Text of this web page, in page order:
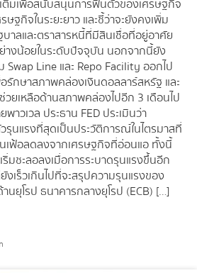
ติมเพื่อสนับสนุนการฟื้นตัวของเศรษฐกิจ
ฐกิจในระยะยาว และชี้ว่าจะยังคงเพิ่ม
ลและตราสารหนี้ที่มีสินเชื่อที่อยู่อาศัย
างน้อยในระดับปัจจุบัน นอกจากนี้ยัง
Swap Line และ Repo Facility ออกไป
กษาสภาพคล่องเงินดอลลาร์สหรัฐ และ
วยเหลือด้านสภาพคล่องไปอีก 3 เดือนไป
วเวล ประธาน FED ประเมินว่า
รุนแรงที่สุดเป็นประวัติการณ์ในไตรมาสที่
นเฟ้อลดลงจากเศรษฐกิจที่อ่อนแอ ทั้งนี้
มชะลอลงเมื่อการระบาดรุนแรงขึ้นอีก
เร็วเกินไปที่จะสรุปความรุนแรงของ
ยุโรป ธนาคารกลางยุโรป (ECB) […]